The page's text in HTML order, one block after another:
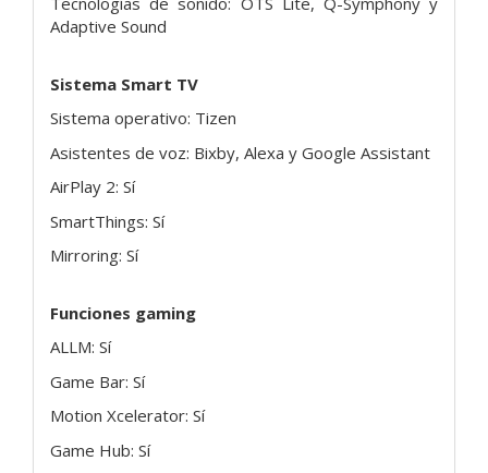
Adaptive Sound
Sistema Smart TV
Sistema operativo: Tizen
Asistentes de voz: Bixby, Alexa y Google Assistant
AirPlay 2: Sí
SmartThings: Sí
Mirroring: Sí
Funciones gaming
ALLM: Sí
Game Bar: Sí
Motion Xcelerator: Sí
Game Hub: Sí